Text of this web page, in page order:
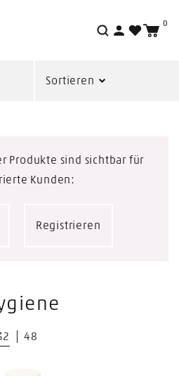
Suche
0
Sortieren
Produkte sind sichtbar für
Kunden:
Registrieren
48